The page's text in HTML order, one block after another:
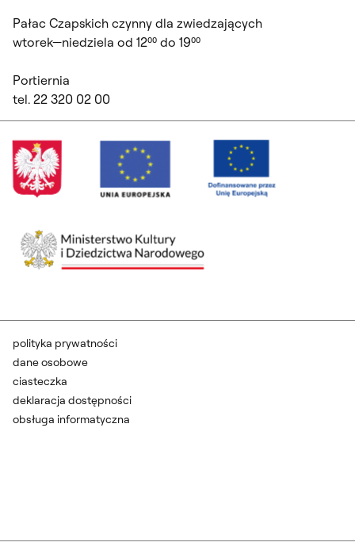
Pałac Czapskich czynny dla zwiedzających
wtorek—niedziela od 12⁰⁰ do 19⁰⁰
Portiernia
tel. 22 320 02 00
polityka prywatności
dane osobowe
ciasteczka
deklaracja dostępności
obsługa informatyczna